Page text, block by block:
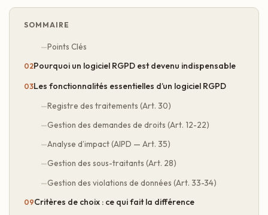
SOMMAIRE
Points Clés
Pourquoi un logiciel RGPD est devenu indispensable
Les fonctionnalités essentielles d’un logiciel RGPD
Registre des traitements (Art. 30)
Gestion des demandes de droits (Art. 12-22)
Analyse d’impact (AIPD — Art. 35)
Gestion des sous-traitants (Art. 28)
Gestion des violations de données (Art. 33-34)
Critères de choix : ce qui fait la différence